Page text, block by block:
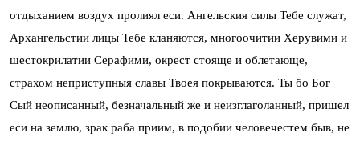
отдыханием воздух пролиял еси. Ангельския силы Тебе служат,
Архангельстии лицы Тебе кланяются, многоочитии Херувими и
шестокрилатии Серафими, окрест стояще и облетающе,
страхом неприступныя славы Твоея покрываются. Ты бо Бог
Сый неописанный, безначальный же и неизглаголанный, пришел
еси на землю, зрак раба приим, в подобии человечестем быв, не